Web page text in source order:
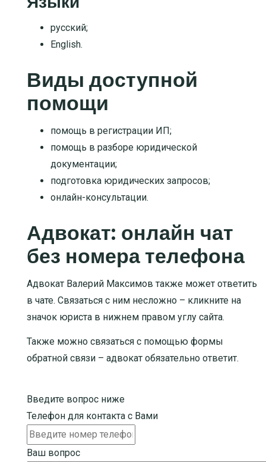
русский;
English.
Виды доступной
помощи
помощь в регистрации ИП;
помощь в разборе юридической
документации;
подготовка юридических запросов;
онлайн-консультации.
Адвокат: онлайн чат
без номера телефона
Адвокат Валерий Максимов также может ответить
в чате. Связаться с ним несложно – кликните на
значок юриста в нижнем правом углу сайта.
Также можно связаться с помощью формы
обратной связи – адвокат обязательно ответит.
Введите вопрос ниже
Телефон для контакта с Вами
Ваш вопрос